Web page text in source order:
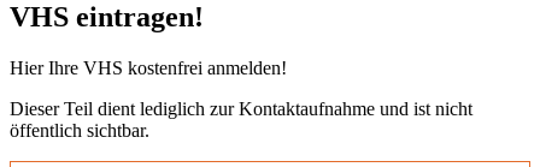
VHS eintragen!
Hier Ihre VHS kostenfrei anmelden!
Dieser Teil dient lediglich zur Kontaktaufnahme und ist nicht
öffentlich sichtbar.